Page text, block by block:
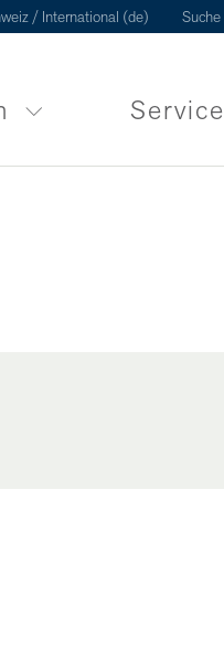
/ International (de) Suche
Service